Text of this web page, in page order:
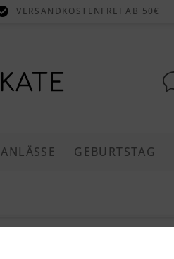
VERSANDKOSTENFREI AB 50€
ANLÄSSE GEBURTSTAG
Dieser Artikel steht derzeit